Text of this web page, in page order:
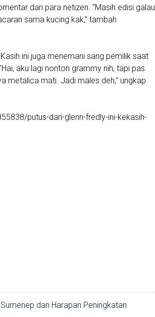
dari para netizen. "Masih edisi galau
sama kucing kak," tambah
ini juga menemani sang pemilik saat
aku lagi nonton grammy nih, tapi pas
metalica mati. Jadi males deh," ungkap
putus-dari-glenn-fredly-ini-kekasih-
dan Harapan Peningkatan